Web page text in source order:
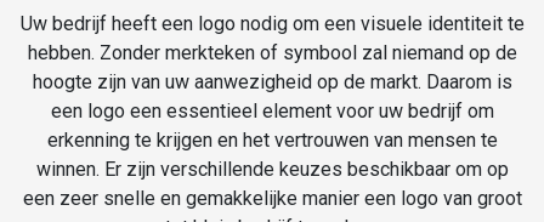
Uw bedrijf heeft een logo nodig om een visuele identiteit te
hebben. Zonder merkteken of symbool zal niemand op de
hoogte zijn van uw aanwezigheid op de markt. Daarom is
een logo een essentieel element voor uw bedrijf om
erkenning te krijgen en het vertrouwen van mensen te
winnen. Er zijn verschillende keuzes beschikbaar om op
een zeer snelle en gemakkelijke manier een logo van groot